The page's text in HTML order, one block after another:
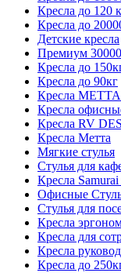
Кресла до 120
Кресла до
Детские кресла
Премиум
Кресла до
Кресла до 90кг
Кресла
Кресла
Кресла RV
Кресла Метта
Мягкие стулья
Стулья для
Кресла
Офисные
Стулья для
Кресла
Кресла для
Кресла
Кресла до